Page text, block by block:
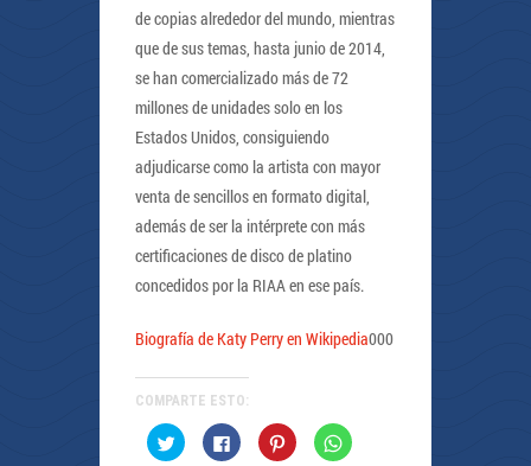
de copias alrededor del mundo, mientras
que de sus temas, hasta junio de 2014,
se han comercializado más de 72
millones de unidades solo en los
Estados Unidos, consiguiendo
adjudicarse como la artista con mayor
venta de sencillos en formato digital,
además de ser la intérprete con más
certificaciones de disco de platino
concedidos por la RIAA en ese país.
Biografía de Katy Perry en Wikipedia000
COMPARTE ESTO:
Haz
clic
Haz
clic
Haz
clic
Haz
clic